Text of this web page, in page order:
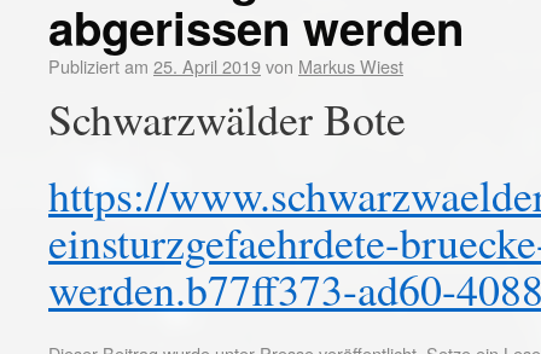
abgerissen werden
Publiziert am 25. April 2019von Markus Wiest
Schwarzwälder Bote
https://
einsturzgefaehrdete-
werden.b77ff373-ad60-